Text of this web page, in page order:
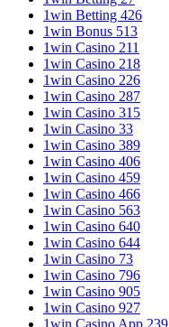
1win Betting 426
1win Bonus 513
1win Casino 211
1win Casino 218
1win Casino 226
1win Casino 287
1win Casino 315
1win Casino 33
1win Casino 389
1win Casino 406
1win Casino 459
1win Casino 466
1win Casino 563
1win Casino 640
1win Casino 644
1win Casino 73
1win Casino 796
1win Casino 905
1win Casino 927